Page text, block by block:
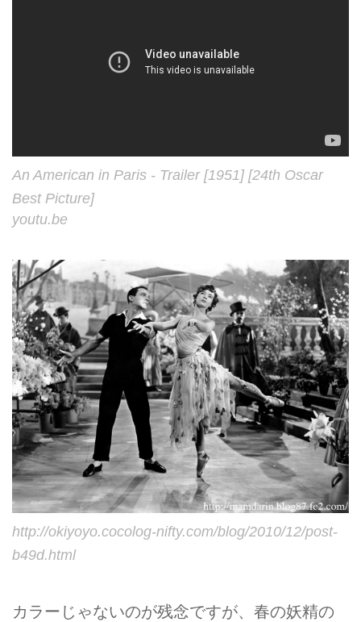
An American in Paris - Trailer [1951] [24th Oscar
Best Picture]
youtu.be
http://okiyoyo.cocolog-nifty.com/blog/2010/12/post-
b49d.html
カラーじゃないのが残念ですが、春の妖精の